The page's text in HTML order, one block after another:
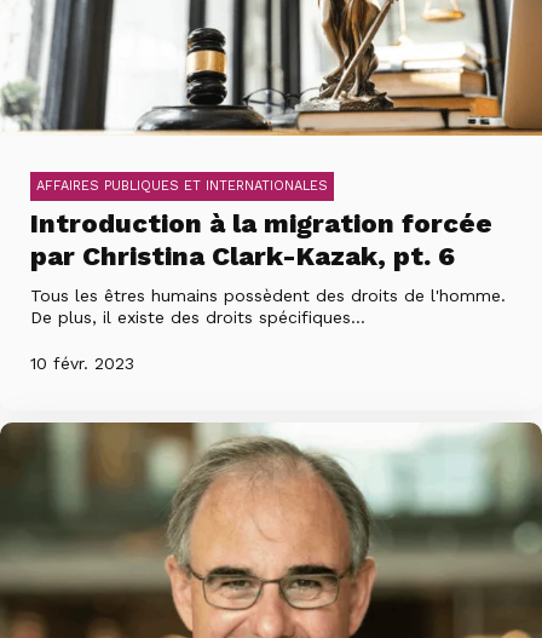
AFFAIRES PUBLIQUES ET INTERNATIONALES
Introduction à la migration forcée
par Christina Clark-Kazak, pt. 6
Tous les êtres humains possèdent des droits de l'homme.
De plus, il existe des droits spécifiques...
10 févr. 2023